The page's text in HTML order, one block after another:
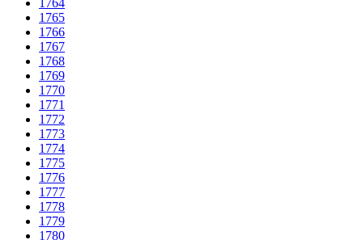
1765
1766
1767
1768
1769
1770
1771
1772
1773
1774
1775
1776
1777
1778
1779
1780